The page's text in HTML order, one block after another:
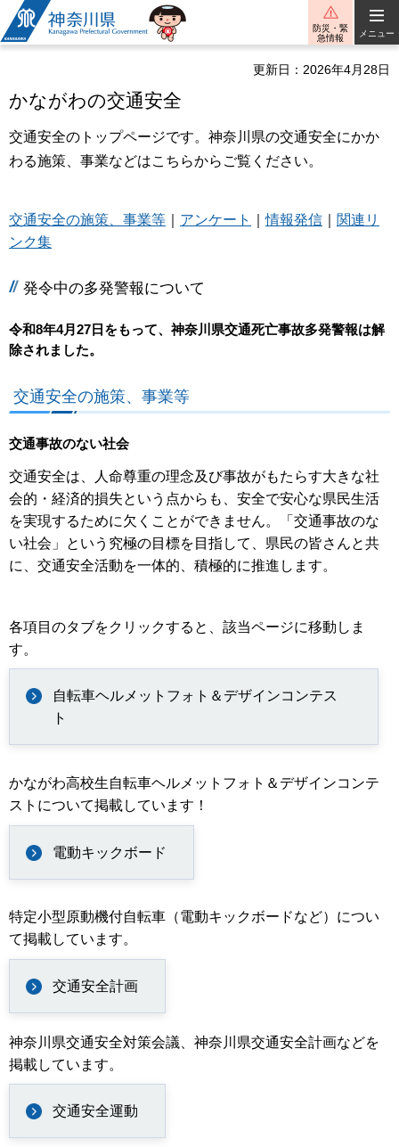
神奈川県
防災・緊
急情報
メニュー
更新日：2026年4月28日
かながわの交通安全
交通安全のトップページです。神奈川県の交通安全にかか
わる施策、事業などはこちらからご覧ください。
交通安全の施策、事業等 アンケート ｜情報発信
関連リ
ンク集
発令中の多発警報について
令和8年4月27日をもって、神奈川県交通死亡事故多発警報は解
除されました。
交通安全の施策、事業等
交通事故のない社会
交通安全は、人命尊重の理念及び事故がもたらす大きな社
会的・経済的損失という点からも、安全で安心な県民生活
を実現するために欠くことができません。「交通事故のな
い社会」という究極の目標を目指して、県民の皆さんと共
に、交通安全活動を一体的、積極的に推進します。
各項目のタブをクリックすると、該当ページに移動しま
す。
自転車ヘルメットフォト＆デザインコンテス
ト
かながわ高校生自転車ヘルメットフォト＆デザインコンテ
ストについて掲載しています！
電動キックボード
特定小型原動機付自転車（電動キックボードなど）につい
て掲載しています。
交通安全計画
神奈川県交通安全対策会議、神奈川県交通安全計画などを
掲載しています。
交通安全運動